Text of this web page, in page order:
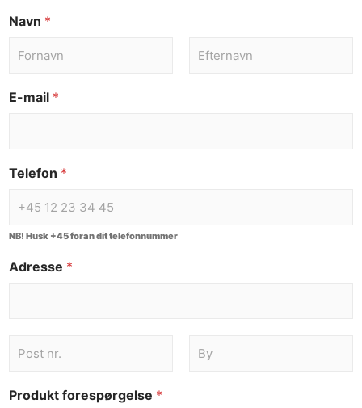
Navn *
E-mail *
Telefon *
NB! Husk +45 foran dit telefonnummer
Adresse *
Produkt forespørgelse *